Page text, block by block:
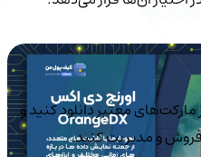
معتبر دانلود کنید و
و مدیریت کنید.